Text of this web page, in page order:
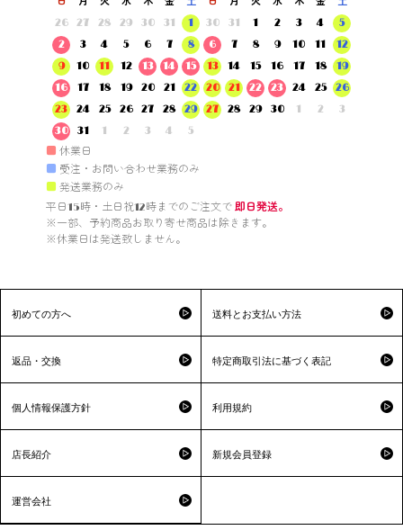
26
27 28 29 30 31
1
2
3 4 5 6 7
8
9
10 11 12 13 14
15
16
17 18 19 20 21
22
23
24 25 26 27 28
29
30
31 1 2 3 4 5
30
31 1 2 3 4
5
6
7 8 9 10 11
12
13
14 15 16 17 18
19
20
21 22 23 24 25
26
27
28 29 30 1 2 3
■ 休業日
■ 受注・お問い合わせ業務のみ
■ 発送業務のみ
平日15時・土日祝12時までのご注文で 即日発送。
※一部、予約商品お取り寄せ商品は除きます。
※休業日は発送致しません。
初めての方へ 送料とお支払い方法
返品・交換 特定商取引法に基づく表記
個人情報保護方針 利用規約
店長紹介 新規会員登録
運営会社